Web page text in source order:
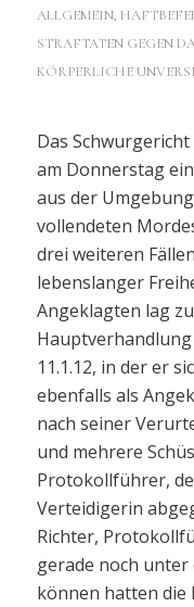
ALLGEMEIN,
STRAFTATEN GEGEN
KÖRPERLICHE
Das
am Donnerstag
aus der
vollendeten
drei weiteren
lebenslanger
Angeklagten lag
11.1.12, in der er
ebenfalls als
nach seiner
und mehrere
Protokollführer,
Verteidigerin
Richter,
gerade noch
können hatten die